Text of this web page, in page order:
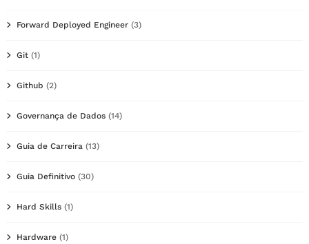
Forward Deployed Engineer (3)
Git (1)
Github (2)
Governança de Dados (14)
Guia de Carreira (13)
Guia Definitivo (30)
Hard Skills (1)
Hardware (1)